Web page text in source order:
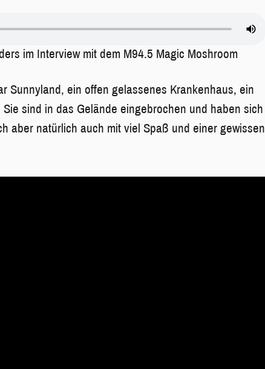
im Interview mit dem M94.5 Magic Moshroom
Sunnyland, ein offen gelassenes Krankenhaus, ein
sind in das Gelände eingebrochen und haben sich
aber natürlich auch mit viel Spaß und einer gewissen